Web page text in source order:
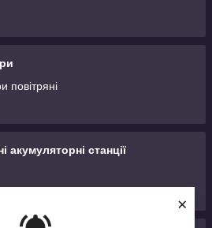
×
повітряні
акумуляторні станції